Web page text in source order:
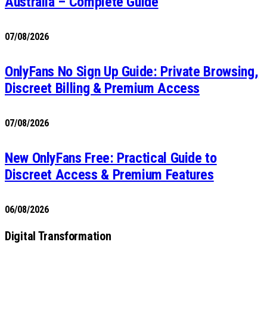
07/08/2026
OnlyFans No Sign Up Guide: Private Browsing,
Discreet Billing & Premium Access
07/08/2026
New OnlyFans Free: Practical Guide to
Discreet Access & Premium Features
06/08/2026
Digital Transformation